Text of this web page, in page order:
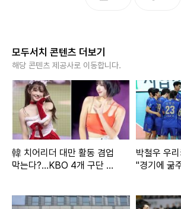
이어 "제가 누구라고 말 안 하겠지만 (도산
애하는 연예인들 몇 명 만났다"며 연예인
탁재훈은 "나 오렌지족일 때 자주 그랬다"
예인들 많이 다니고, 많이 산다"고 너스레
이어 게스트인 이진욱, 정채연이 등장하자,
데"라고 물었다.
모두서치 콘텐츠 더보기
해당 콘텐츠 제공사로 이동합니다.
韓 치어리더 대만 활동 겸업
막는다?…KBO 4개 구단 논
박철우 우
"경기에 굶